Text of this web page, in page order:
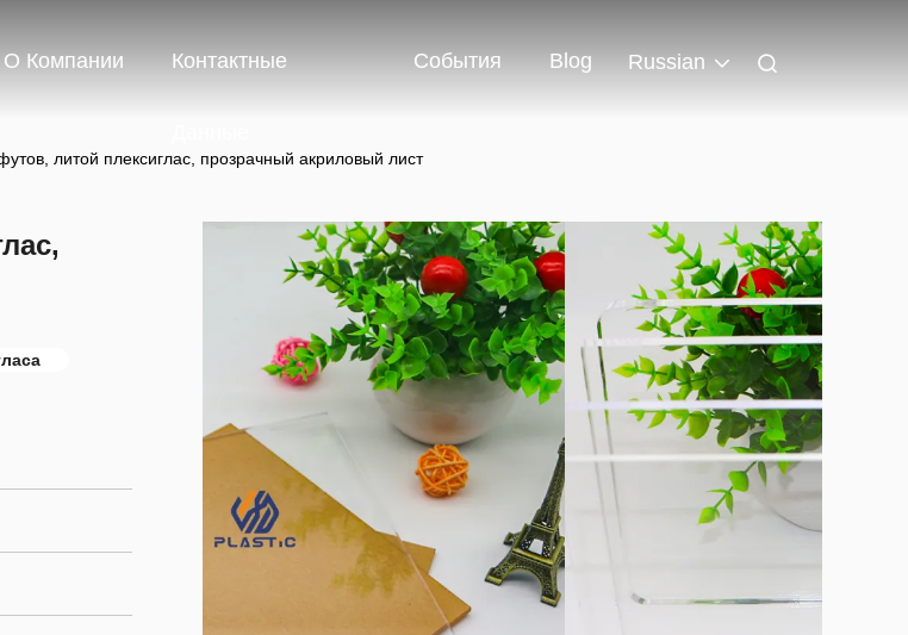
О Компании Контактные События Blog Russian
литой плексиглас, прозрачный акриловый лист